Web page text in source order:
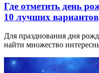
Где отметить день
10 лучших вариантов
Для празднования дня
найти множество